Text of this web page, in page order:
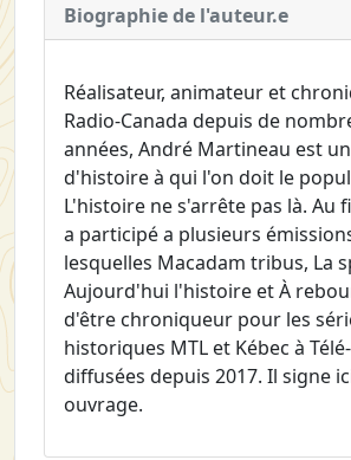
Biographie de l'auteur.e
Réalisateur, animateur et
Radio-Canada depuis de
années, André Martineau est
d'histoire à qui l'on doit le
L'histoire ne s'arrête pas là. Au
a participé a plusieurs
lesquelles Macadam tribus, La
Aujourd'hui l'histoire et À
d'être chroniqueur pour les
historiques MTL et Kébec à
diffusées depuis 2017. Il signe
ouvrage.